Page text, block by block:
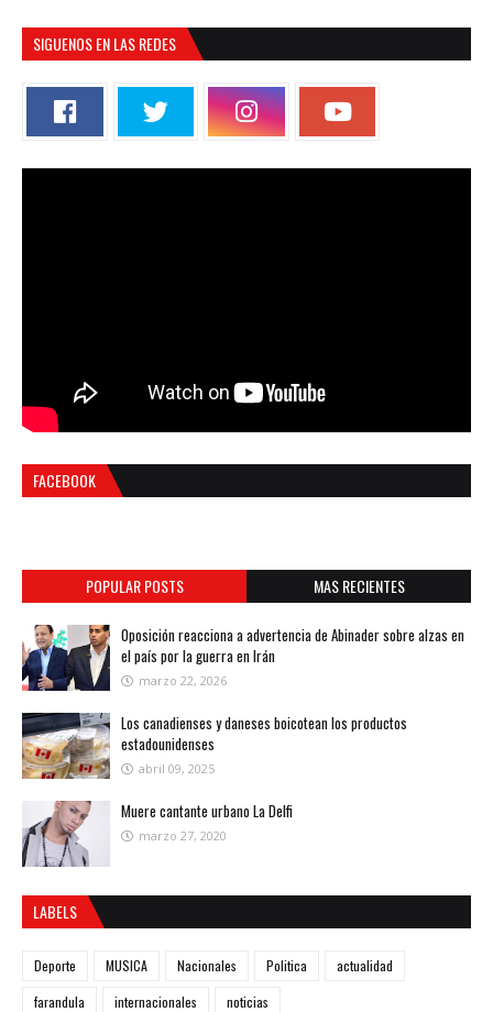
SIGUENOS EN LAS REDES
FACEBOOK
POPULAR POSTS MAS RECIENTES
Oposición reacciona a advertencia de Abinader sobre alzas en
el país por la guerra en Irán
marzo 22, 2026
Los canadienses y daneses boicotean los productos
estadounidenses
abril 09, 2025
Muere cantante urbano La Delfi
marzo 27, 2020
LABELS
Deporte MUSICA Nacionales Politica
actualidad
farandula
internacionales noticias